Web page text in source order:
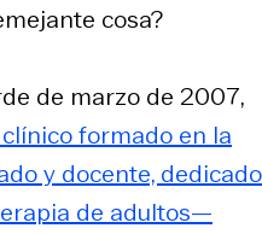
cosa?
de marzo de 2007,
formado en la
y docente, dedicado
de adultos—